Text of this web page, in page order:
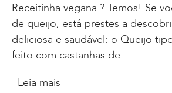
Receitinha vegana ? Temos! Se
de queijo, está prestes a
deliciosa e saudável: o Queijo
feito com castanhas de…
Leia mais